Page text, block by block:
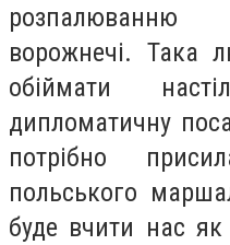
розпалюванню
ворожнечі. Така
обіймати
дипломатичну
потрібно
польського
буде вчити нас